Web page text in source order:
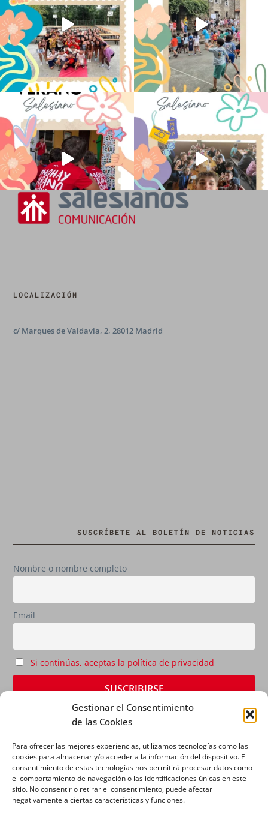
Gestionar el Consentimiento
de las Cookies
Para ofrecer las mejores experiencias, utilizamos tecnologías como las
cookies para almacenar y/o acceder a la información del dispositivo. El
consentimiento de estas tecnologías nos permitirá procesar datos como
el comportamiento de navegación o las identificaciones únicas en este
sitio. No consentir o retirar el consentimiento, puede afectar
negativamente a ciertas características y funciones.
No hay verano sin que sea Salesiano ❤️
💫 en Luz 4
...
0
viviendo la alegría en el campamento
...
LOCALIZACIÓN
c/ Marques de Valdavia, 2, 28012 Madrid
SUSCRÍBETE AL BOLETÍN DE NOTICIAS
Nombre o nombre completo
Email
Si continúas, aceptas la política de privacidad
AVISO LEGAL|POLÍTICA DE PRIVACIDAD|